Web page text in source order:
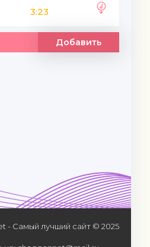
3:23
Добавить
- Самый лучший сайт © 2025